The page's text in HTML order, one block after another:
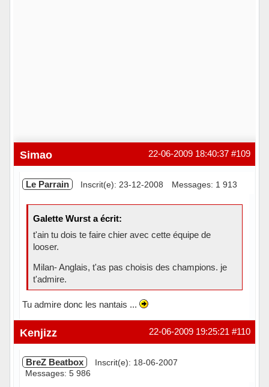
#109
22-06-2009 18:40:37
Simao
Le Parrain Inscrit(e): 23-12-2008 Messages: 1 913
Galette Wurst a écrit:
t'ain tu dois te faire chier avec cette équipe de
looser.
Milan- Anglais, t'as pas choisis des champions. je
t'admire.
Tu admire donc les nantais ...
Hors ligne #110
22-06-2009 19:25:21
Kenjizz
BreZ Beatbox
Inscrit(e): 18-06-2007
Messages: 5 986